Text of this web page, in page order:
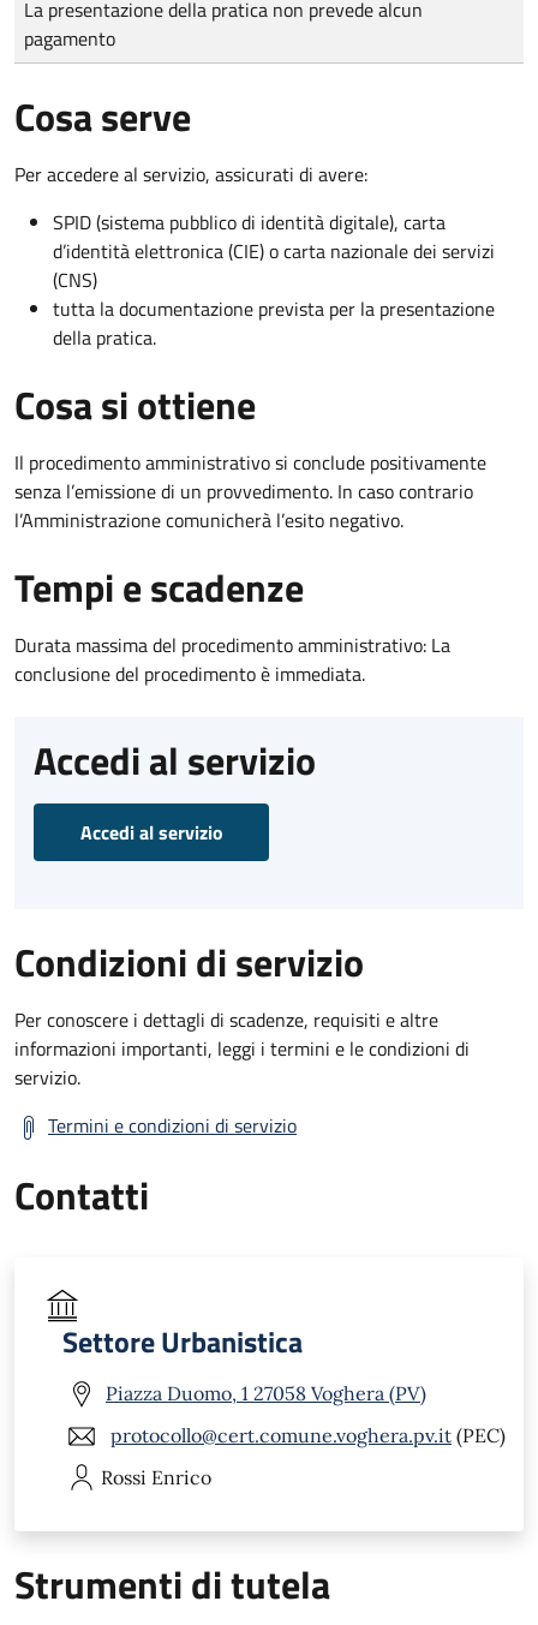
La presentazione della pratica non prevede alcun
pagamento
Cosa serve
Per accedere al servizio, assicurati di avere:
SPID (sistema pubblico di identità digitale), carta
d’identità elettronica (CIE) o carta nazionale dei servizi
(CNS)
tutta la documentazione prevista per la presentazione
della pratica.
Cosa si ottiene
Il procedimento amministrativo si conclude positivamente
senza l’emissione di un provvedimento. In caso contrario
l’Amministrazione comunicherà l’esito negativo.
Tempi e scadenze
Durata massima del procedimento amministrativo: La
conclusione del procedimento è immediata.
Accedi al servizio
Accedi al servizio
Condizioni di servizio
Per conoscere i dettagli di scadenze, requisiti e altre
informazioni importanti, leggi i termini e le condizioni di
servizio.
Termini e condizioni di servizio
Contatti
Settore Urbanistica
Piazza Duomo, 1 27058 Voghera (PV)
protocollo@cert.comune.voghera.pv.it (PEC)
Rossi Enrico
Strumenti di tutela